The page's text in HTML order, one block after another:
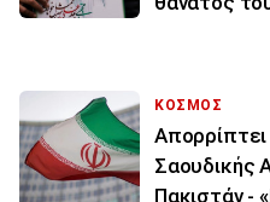
ΚΟΣΜΟΣ
Σαουδικής
Πακιστάν -